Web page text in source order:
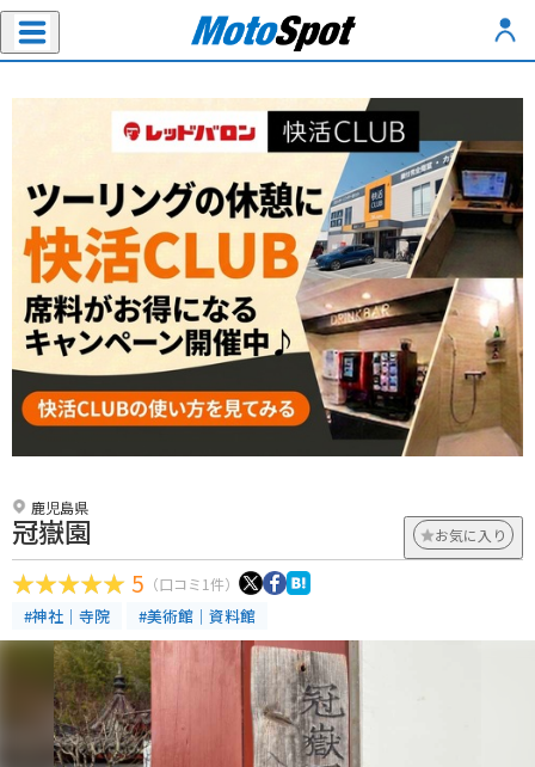
鹿児島県
冠嶽園 お気に入り
5 （口コミ1件）
#神社｜寺院 #美術館｜資料館